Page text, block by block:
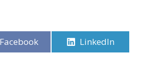
Compartir
Facebook Compartir
en
LinkedIn